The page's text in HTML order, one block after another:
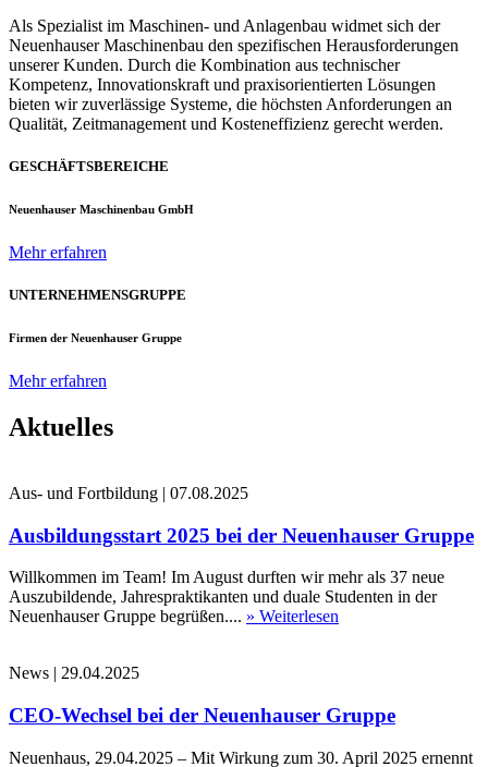
Als Spezialist im Maschinen- und Anlagenbau widmet sich der
Neuenhauser Maschinenbau den spezifischen Herausforderungen
unserer Kunden. Durch die Kombination aus technischer
Kompetenz, Innovationskraft und praxisorientierten Lösungen
bieten wir zuverlässige Systeme, die höchsten Anforderungen an
Qualität, Zeitmanagement und Kosteneffizienz gerecht werden.
GESCHÄFTSBEREICHE
Neuenhauser Maschinenbau GmbH
Mehr erfahren
UNTERNEHMENSGRUPPE
Firmen der Neuenhauser Gruppe
Mehr erfahren
Aktuelles
Aus- und Fortbildung | 07.08.2025
Ausbildungsstart 2025 bei der Neuenhauser Gruppe
Willkommen im Team! Im August durften wir mehr als 37 neue
Auszubildende, Jahrespraktikanten und duale Studenten in der
Neuenhauser Gruppe begrüßen.... » Weiterlesen
News | 29.04.2025
CEO-Wechsel bei der Neuenhauser Gruppe
Neuenhaus, 29.04.2025 – Mit Wirkung zum 30. April 2025 ernennt